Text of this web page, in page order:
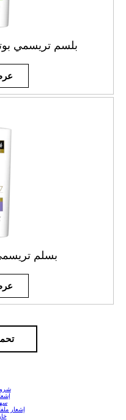
بلسم تريسمي
بسلم
إشعار